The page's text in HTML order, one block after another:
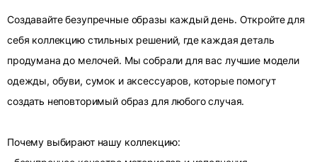
Создавайте безупречные образы каждый день. Откройте для
себя коллекцию стильных решений, где каждая деталь
продумана до мелочей. Мы собрали для вас лучшие модели
одежды, обуви, сумок и аксессуаров, которые помогут
создать неповторимый образ для любого случая.
Почему выбирают нашу коллекцию: